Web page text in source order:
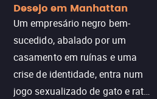
Desejo em Manhattan
Um empresário negro bem-
sucedido, abalado por um
casamento em ruínas e uma
crise de identidade, entra num
jogo sexualizado de gato e rato